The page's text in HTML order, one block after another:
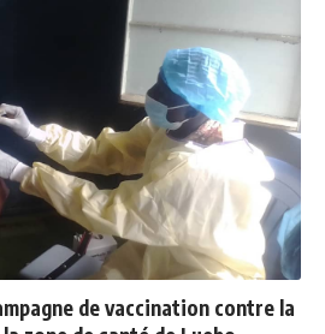
de vaccination contre la